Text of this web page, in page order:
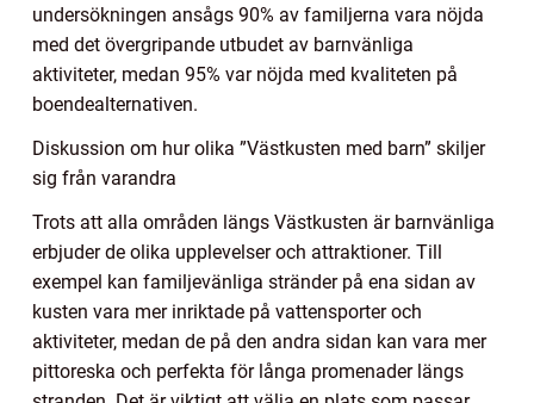
undersökningen ansågs 90% av familjerna vara nöjda
med det övergripande utbudet av barnvänliga
aktiviteter, medan 95% var nöjda med kvaliteten på
boendealternativen.
Diskussion om hur olika ”Västkusten med barn” skiljer
sig från varandra
Trots att alla områden längs Västkusten är barnvänliga
erbjuder de olika upplevelser och attraktioner. Till
exempel kan familjevänliga stränder på ena sidan av
kusten vara mer inriktade på vattensporter och
aktiviteter, medan de på den andra sidan kan vara mer
pittoreska och perfekta för långa promenader längs